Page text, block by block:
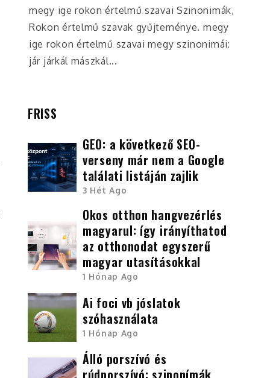
megy ige rokon értelmű szavai Szinonimák,
Rokon értelmű szavak gyűjteménye. megy
ige rokon értelmű szavai megy szinonimái:
jár járkál mászkál...
FRISS
GEO: a következő SEO-
verseny már nem a Google
találati listáján zajlik
3 Hét Ago
Okos otthon hangvezérlés
magyarul: így irányíthatod
az otthonodat egyszerű
magyar utasításokkal
1 Hónap Ago
Ai foci vb jóslatok
szóhasználata
1 Hónap Ago
Álló porszívó és